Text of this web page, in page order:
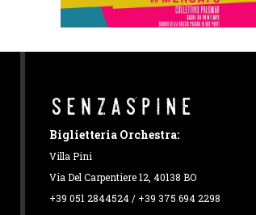
Biglietteria Orchestra:
Villa Pini
Via Del Carpentiere 12, 40138 BO
+39 051 2844524 / +39 375 694 2298